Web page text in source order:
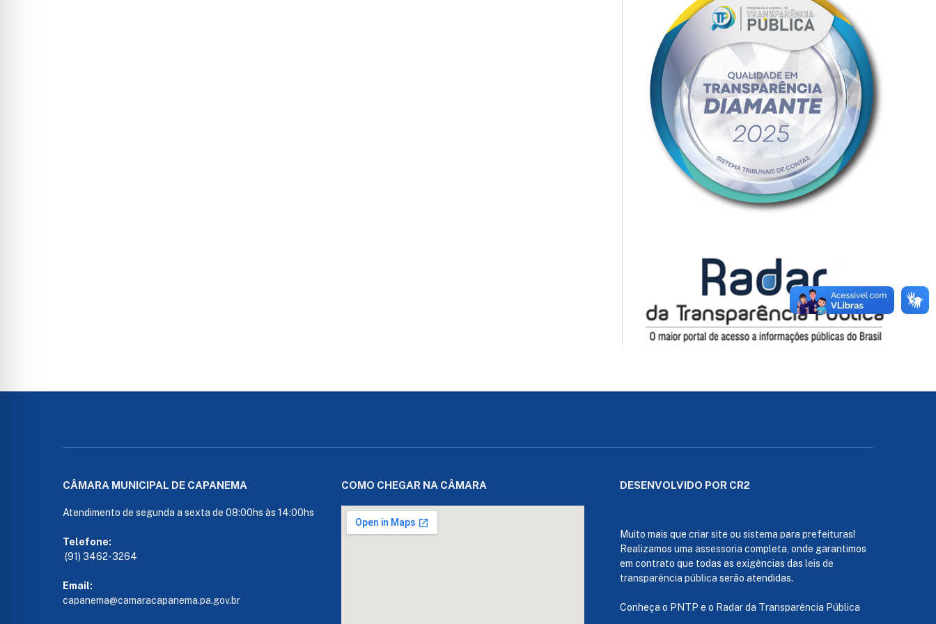
CÂMARA MUNICIPAL DE CAPANEMA
Atendimento de segunda a sexta de 08:00hs às 14:00hs
Telefone:
(91) 3462-3264
Email:
capanema@camaracapanema.pa.gov.br
COMO CHEGAR NA CÂMARA DESENVOLVIDO POR CR2
Muito mais que criar site ou sistema para prefeituras!
Realizamos uma assessoria completa, onde garantimos
em contrato que todas as exigências das leis de
transparência pública serão atendidas.
Conheça o PNTP e o Radar da Transparência Pública